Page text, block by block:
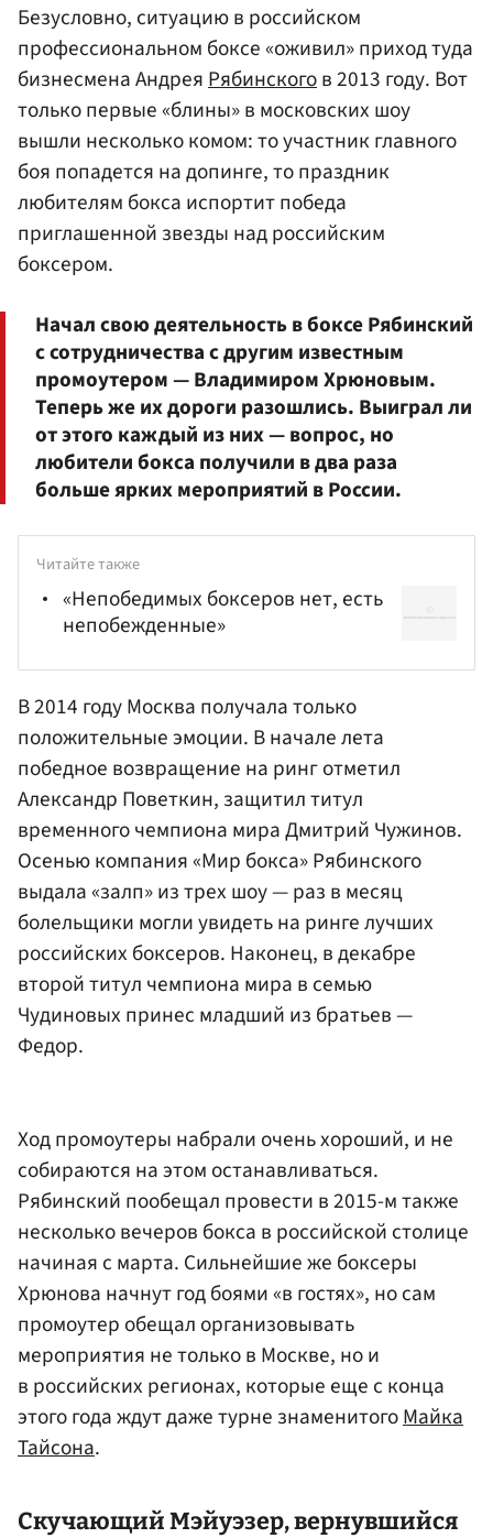
Безусловно, ситуацию в российском
профессиональном боксе «оживил» приход туда
бизнесмена АндреяРябинскогов 2013 году. Вот
только первые «блины» в московских шоу
вышли несколько комом: то участник главного
боя попадется на допинге, то праздник
любителям бокса испортит победа
приглашенной звезды над российским
боксером.
Начал свою деятельность в боксе Рябинский
с сотрудничества с другим известным
промоутером — Владимиром Хрюновым.
Теперь же их дороги разошлись. Выиграл ли
от этого каждый из них — вопрос, но
любители бокса получили в два раза
больше ярких мероприятий в России.
Читайте также
«Непобедимых боксеров нет, есть
непобежденные»
В 2014 году Москва получала только
положительные эмоции. В начале лета
победное возвращение на ринг отметил
Александр Поветкин, защитил титул
временного чемпиона мираДмитрий Чужинов.
Осенью компания «Мир бокса» Рябинского
выдала «залп» из трех шоу — раз в месяц
болельщики могли увидеть на ринге лучших
российских боксеров. Наконец, в декабре
второй титул чемпиона мира в семью
Чудиновых принес младший из братьев —
Федор.
Ход промоутеры набрали очень хороший, и не
собираются на этом останавливаться.
Рябинский пообещал провести в 2015-м также
несколько вечеров бокса в российской столице
начиная с марта. Сильнейшие же боксеры
Хрюнова начнут год боями «в гостях», но сам
промоутер обещал организовывать
мероприятия не только в Москве, но и
в российских регионах, которые еще с конца
этого года ждут даже турне знаменитогоМайка
Тайсона.
Скучающий Мэйуэзер, вернувшийся